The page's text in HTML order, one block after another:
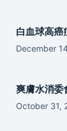
白血球高癌
December
爽膚水消委
October 31,